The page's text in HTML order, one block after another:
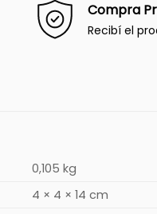
Compra
Recibí el
0,105 kg
4 × 4 × 14 cm